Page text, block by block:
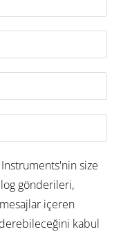
Instruments'nin size
gönderileri,
içeren
kabul